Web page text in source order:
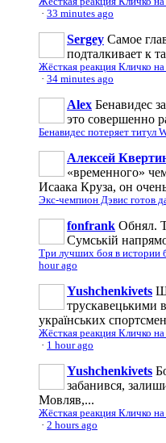
· 33 minutes ago
Sergey Самое
подталкивает к
Жёсткая реакция Кличко на
· 34 minutes ago
Аlеx Бенавидес
это совершенно
Бенавидес потеряет титул
Алексей
«временного»
Исаака Круза, он
Экс-чемпион Дэвис готов
fonfrank Обнял.
Сумській
Три лучших боя в истории
hour ago
Yushchenkivets
трускавецькими
українських
Жёсткая реакция Кличко на
· 1 hour ago
Yushchenkivets
забанився,
Мовляв,...
Жёсткая реакция Кличко на
· 2 hours ago